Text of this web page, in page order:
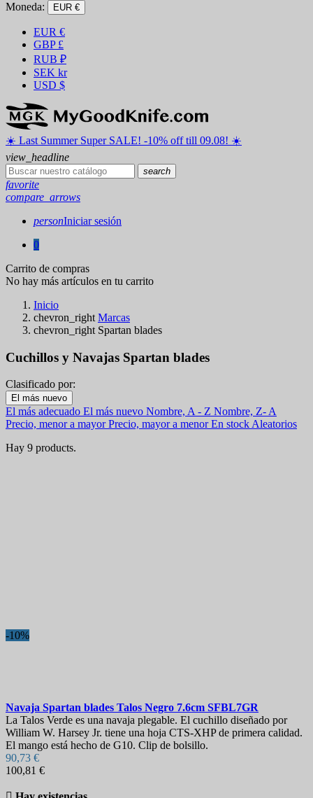
Moneda: EUR €
EUR €
GBP £
RUB ₽
SEK kr
USD $
☀️ ️Last Summer Super SALE! -10% off till 09.08! ☀️
view_headline
search
favorite
compare_arrows
personIniciar sesión
0
Carrito de compras
No hay más artículos en tu carrito
Inicio
chevron_right Marcas
chevron_right Spartan blades
Cuchillos y Navajas Spartan blades
Filters:
Clear
En stock
En stock
Dureza
View products9
Clasificado por:
El más nuevo
El más adecuado El más nuevo Nombre, A - Z Nombre, Z- A
Precio, menor a mayorPrecio, mayor a menorEn stock Aleatorios
Hay 9 products.
-10%
Navaja Spartan blades Talos Negro 7.6cm SFBL7GR
La Talos Verde es una navaja plegable. El cuchillo diseñado por
William W. Harsey Jr. tiene una hoja CTS-XHP de primera calidad.
El mango está hecho de G10. Clip de bolsillo.
90,73 €
100,81 €